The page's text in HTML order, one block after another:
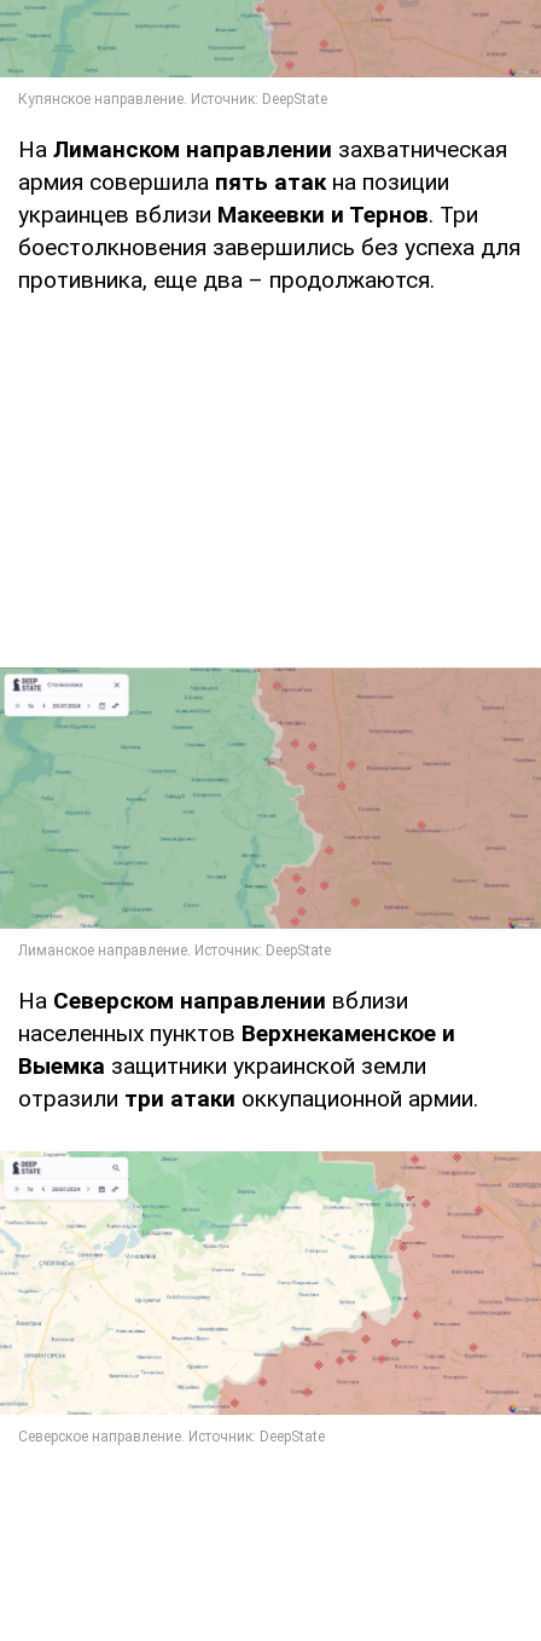
На Лиманском направлении захватническая
армия совершила пять атакна позиции
украинцев вблизи Макеевки и Тернов. Три
боестолкновения завершились без успеха для
противника, еще два – продолжаются.
На Северском направлении вблизи
населенных пунктов Верхнекаменское и
Выемка защитники украинской земли
отразили три атаки оккупационной армии.